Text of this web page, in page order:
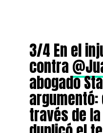
3/4 En el
contra
abogado
través de